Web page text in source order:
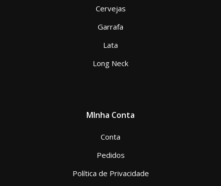
Cervejas
Garrafa
Lata
Long Neck
MInha Conta
Conta
Pedidos
Política de Privacidade